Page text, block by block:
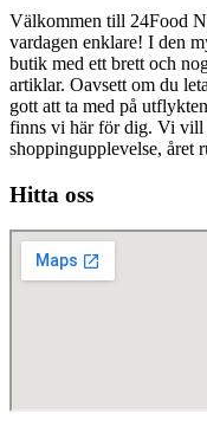
Välkommen till 24Food
vardagen enklare! I den
butik med ett brett och
artiklar. Oavsett om du
gott att ta med på
finns vi här för dig. Vi vill
shoppingupplevelse, året
Hitta oss